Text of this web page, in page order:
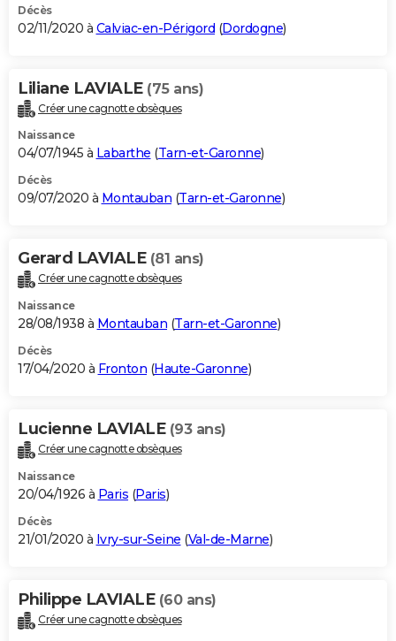
Décès
02/11/2020 à Calviac-en-Périgord (Dordogne)
Liliane LAVIALE (75 ans)
Créer une cagnotte obsèques
Naissance
04/07/1945 à Labarthe (Tarn-et-Garonne)
Décès
09/07/2020 à Montauban (Tarn-et-Garonne)
Gerard LAVIALE (81 ans)
Créer une cagnotte obsèques
Naissance
28/08/1938 à Montauban (Tarn-et-Garonne)
Décès
17/04/2020 à Fronton (Haute-Garonne)
Lucienne LAVIALE (93 ans)
Créer une cagnotte obsèques
Naissance
20/04/1926 à Paris (Paris)
Décès
21/01/2020 à Ivry-sur-Seine (Val-de-Marne)
Philippe LAVIALE (60 ans)
Créer une cagnotte obsèques